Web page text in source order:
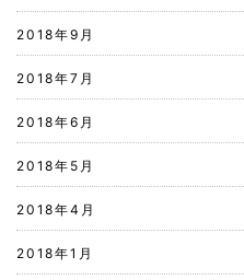
2018年9月
2018年7月
2018年6月
2018年5月
2018年4月
2018年1月